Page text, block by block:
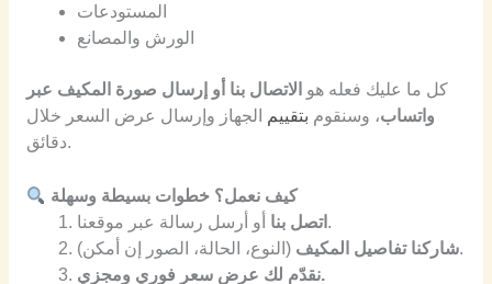
المستودعات
الورش والمصانع
كل ما عليك فعله هو الاتصال بنا أو إرسال صورة المكيف عبر
واتساب، وسنقوم بتقييم
الجهاز وإرسال عرض السعر خلال
دقائق.
كيف نعمل؟ خطوات بسيطة وسهلة
اتصل بنا أو أرسل رسالة عبر موقعنا.
شاركنا تفاصيل المكيف(النوع، الحالة، الصور إن أمكن).
نقدّم لك عرض سعر فوري ومجزي.